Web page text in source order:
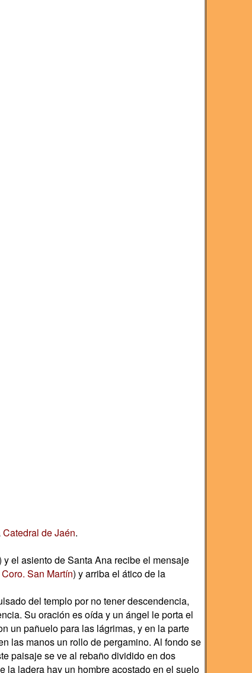
Catedral de Jaén.
y el asiento de Santa Ana recibe el mensaje
San Martín) y arriba el ático de la
del templo por no tener descendencia,
Su oración es oída y un ángel le porta el
un pañuelo para las lágrimas, y en la parte
las manos un rollo de pergamino. Al fondo se
paisaje se ve al rebaño dividido en dos
la ladera hay un hombre acostado en el suelo